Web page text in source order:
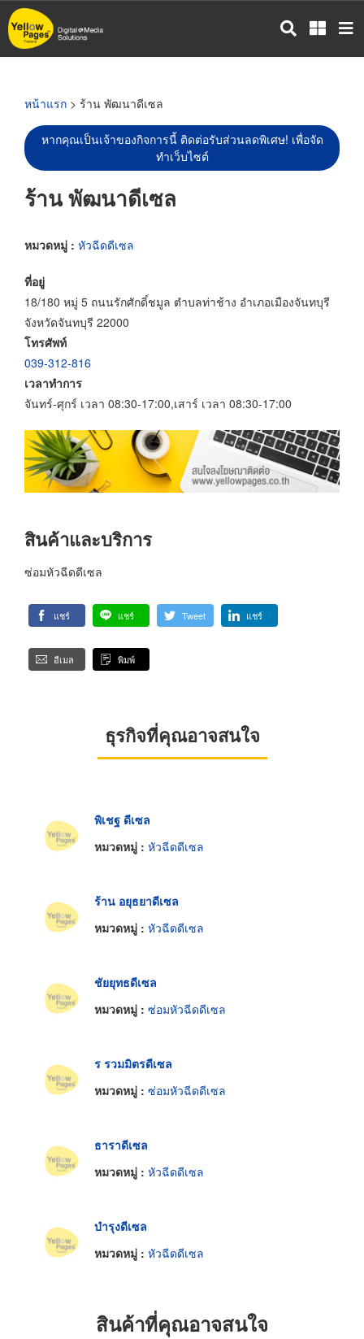
ข้าม
ไป
หน้าแรก > ร้าน พัฒนาดีเซล
หากคุณเป็นเจ้าของกิจการนี้ ติดต่อรับส่วนลดพิเศษ! เพื่อจัด
ทำเว็บไซต์
ร้าน พัฒนาดีเซล
หมวดหมู่ : หัวฉีดดีเซล
ที่อยู่
18/180 หมู่ 5 ถนนรักศักดิ์ชมูล ตำบลท่าช้าง อำเภอเมืองจันทบุรี
จังหวัดจันทบุรี 22000
โทรศัพท์
039-312-816
เวลาทำการ
จันทร์-ศุกร์ เวลา 08:30-17:00,เสาร์ เวลา 08:30-17:00
สินค้าและบริการ
ซ่อมหัวฉีดดีเซล
แชร์ แชร์ Tweet แชร์
อีเมล พิมพ์
ธุรกิจที่คุณอาจสนใจ
พิเชฐ ดีเซล
หมวดหมู่ : หัวฉีดดีเซล
ร้าน อยุธยาดีเซล
หมวดหมู่ : หัวฉีดดีเซล
ชัยยุทธดีเซล
หมวดหมู่ : ซ่อมหัวฉีดดีเซล
ร รวมมิตรดีเซล
หมวดหมู่ : ซ่อมหัวฉีดดีเซล
ธาราดีเซล
หมวดหมู่ : หัวฉีดดีเซล
บำรุงดีเซล
หมวดหมู่ : หัวฉีดดีเซล
สินค้าที่คุณอาจสนใจ